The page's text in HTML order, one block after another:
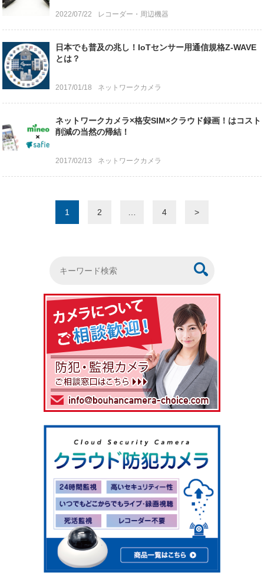
2022/07/22 レコーダー・周辺機器
日本でも普及の兆し！IoTセンサー用通信規格Z-WAVE
とは？
2017/01/18 ネットワークカメラ
ネットワークカメラ×格安SIM×クラウド録画！はコスト
削減の当然の帰結！
2017/02/13 ネットワークカメラ
1 2 4 >